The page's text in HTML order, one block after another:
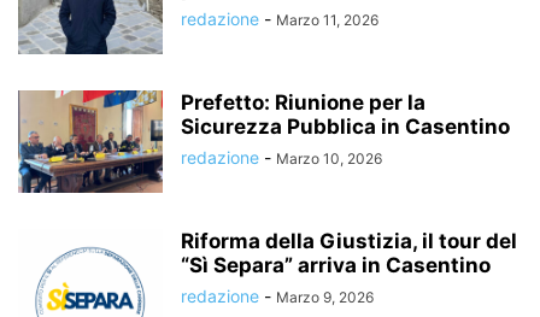
redazione - Marzo 11, 2026
Prefetto: Riunione per la
Sicurezza Pubblica in Casentino
redazione - Marzo 10, 2026
Riforma della Giustizia, il tour del
“Sì Separa” arriva in Casentino
redazione - Marzo 9, 2026